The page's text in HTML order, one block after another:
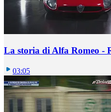
La storia di Alfa Romeo -
03:05